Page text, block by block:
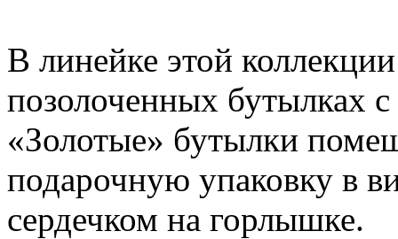
В линейке этой
позолоченных бутылках
«Золотые» бутылки
подарочную упаковку в
сердечком на горлышке.